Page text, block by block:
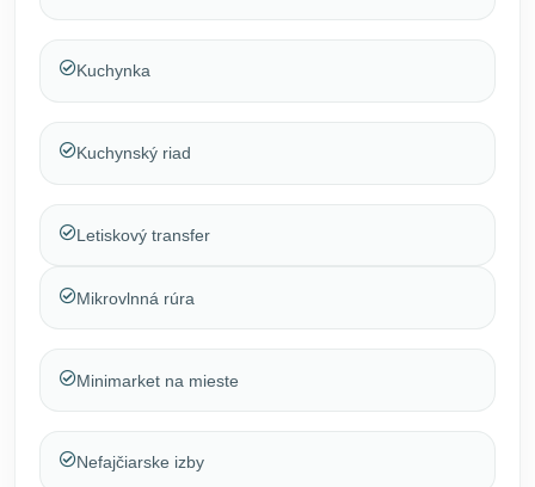
Kuchynka
Kuchynský riad
Letiskový transfer
Mikrovlnná rúra
Minimarket na mieste
Nefajčiarske izby